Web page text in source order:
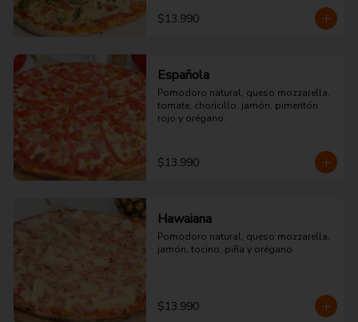
$13.990
Española
Pomodoro natural, queso mozzarella,
tomate, choricillo, jamón, pimentón
rojo y orégano.
$13.990
Hawaiana
Pomodoro natural, queso mozzarella,
jamón, tocino, piña y orégano
$13.990